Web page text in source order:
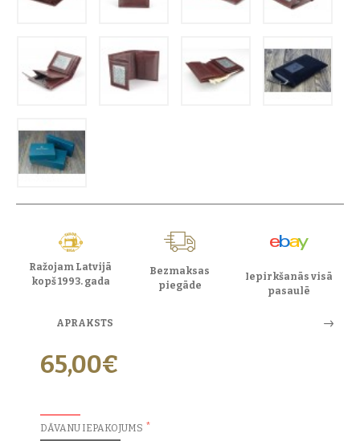
Ražojam Latvijā
kopš 1993. gada
Bezmaksas
piegāde
Iepirkšanās visā
pasaulē
APRAKSTS
65,00€
DĀVANU IEPAKOJUMS